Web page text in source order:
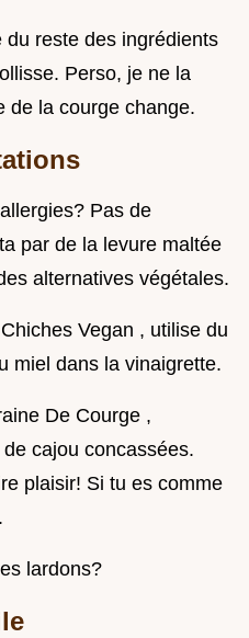
reste des ingrédients
Perso, je ne la
de la courge change.
Pas de
par de la levure maltée
alternatives végétales.
Vegan , utilise du
miel dans la vinaigrette.
De Courge ,
cajou concassées.
plaisir! Si tu es comme
lardons?